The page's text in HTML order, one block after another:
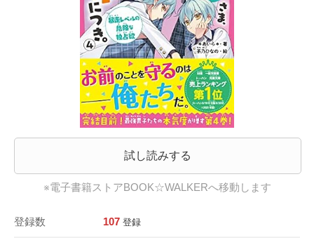
試し読みする
※電子書籍ストアBOOK☆WALKERへ移動します
登録数 107 登録